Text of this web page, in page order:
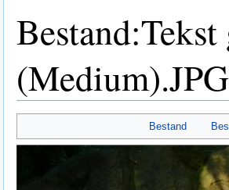
(Medium).JPG
Bestand